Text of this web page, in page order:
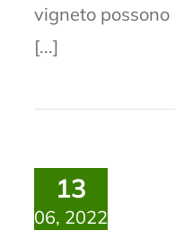
vigneto possono
[...]
13
06, 2022